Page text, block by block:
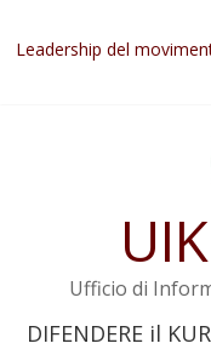
Abdullah Öcalan: Le
legge positiva
Leadership del
Commissione donne
Non tenere conto della
Il KNK chiede
Ufficio di
DIFENDERE il